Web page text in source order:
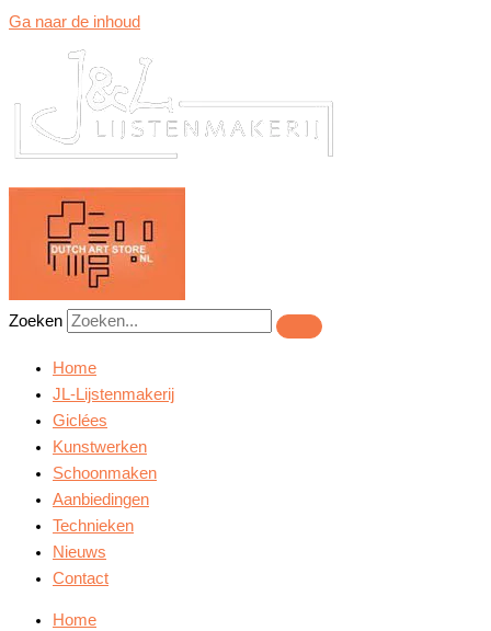
Ga naar de inhoud
Zoeken
Home
JL-Lijstenmakerij
Giclées
Kunstwerken
Schoonmaken
Aanbiedingen
Technieken
Nieuws
Contact
Home